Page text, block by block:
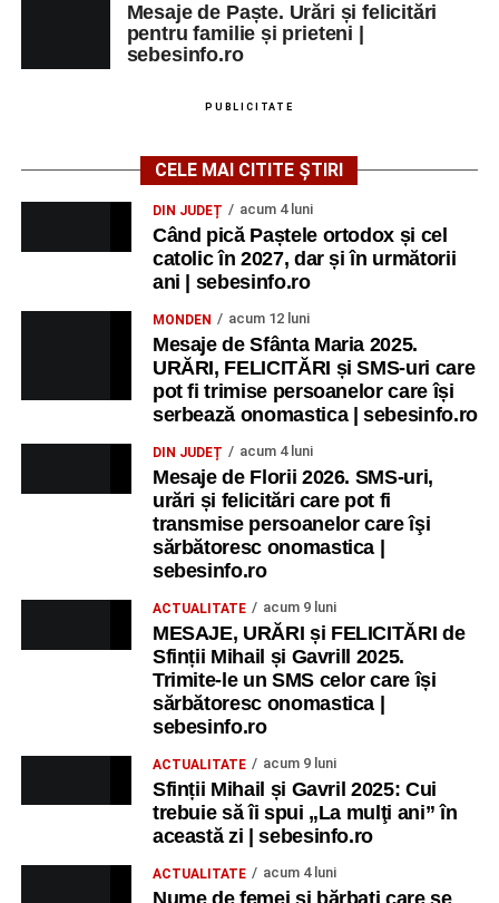
Mesaje de Paște. Urări și felicitări
pentru familie și prieteni |
sebesinfo.ro
PUBLICITATE
CELE MAI CITITE ȘTIRI
DIN JUDEȚ acum 4 luni
Când pică Paștele ortodox și cel
catolic în 2027, dar și în următorii
ani | sebesinfo.ro
MONDEN acum 12 luni
Mesaje de Sfânta Maria 2025.
URĂRI, FELICITĂRI și SMS-uri care
pot fi trimise persoanelor care își
serbează onomastica | sebesinfo.ro
DIN JUDEȚ acum 4 luni
Mesaje de Florii 2026. SMS-uri,
urări și felicitări care pot fi
transmise persoanelor care îşi
sărbătoresc onomastica |
sebesinfo.ro
ACTUALITATE acum 9 luni
MESAJE, URĂRI și FELICITĂRI de
Sfinții Mihail și Gavrill 2025.
Trimite-le un SMS celor care își
sărbătoresc onomastica |
sebesinfo.ro
ACTUALITATE acum 9 luni
Sfinții Mihail și Gavril 2025: Cui
trebuie să îi spui „La mulţi ani” în
această zi | sebesinfo.ro
ACTUALITATE acum 4 luni
Nume de femei și bărbați care se